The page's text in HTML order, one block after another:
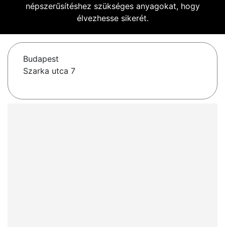
népszerűsítéshez szükséges anyagokat, hogy
élvezhesse sikerét.
Budapest
Szarka utca 7